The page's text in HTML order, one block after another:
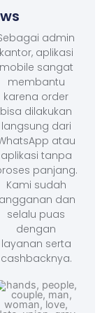
admin
kantor, aplikasi
mobile sangat
membantu
karena order
bisa dilakukan
langsung dari
atau
aplikasi tanpa
panjang.
Kami sudah
dan
selalu puas
dengan
layanan serta
cashbacknya.